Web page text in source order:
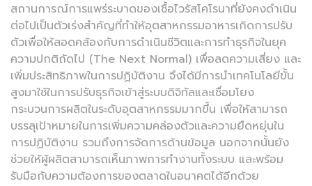
สถานการณ์การแพร่ระบาดของเชื้อไวรัสโคโรนาที่ยังคงดำเนิน
ต่อไปเป็นตัวเร่งสำคัญที่ทำให้อุตสาหกรรมอาหารเกิดการปรับ
ตัวเพื่อให้สอดคล้องกับการดำเนินชีวิตและการทำธุรกิจในยุค
ความปกติถัดไป (The Next Normal) เพื่อลดความเสี่ยง และ
เพิ่มประสิทธิภาพในการปฏิบัติงาน จึงได้มีการนำเทคโนโลยีขั้น
สูงมาใช้ในการปรับธุรกิจเข้าสู่ระบบดิจิทัลและเชื่อมโยง
กระบวนการผลิตในระดับอุตสาหกรรมมากขึ้น เพื่อให้สามารถ
บรรลุเป้าหมายในการเพิ่มความคล่องตัวและความยืดหยุ่นใน
การปฏิบัติงาน รวมถึงการจัดการด้านข้อมูล นอกจากนั้นยัง
ช่วยให้ผู้ผลิตสามารถเห็นภาพการทำงานทั้งระบบ และพร้อม
รับมือกับความต้องการของตลาดในอนาคตได้อีกด้วย